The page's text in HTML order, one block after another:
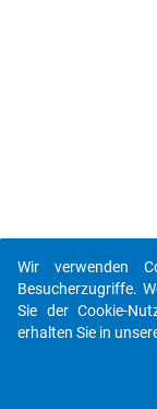
Wir verwenden
Besucherzugriffe.
Sie der Cookie-
erhalten Sie in